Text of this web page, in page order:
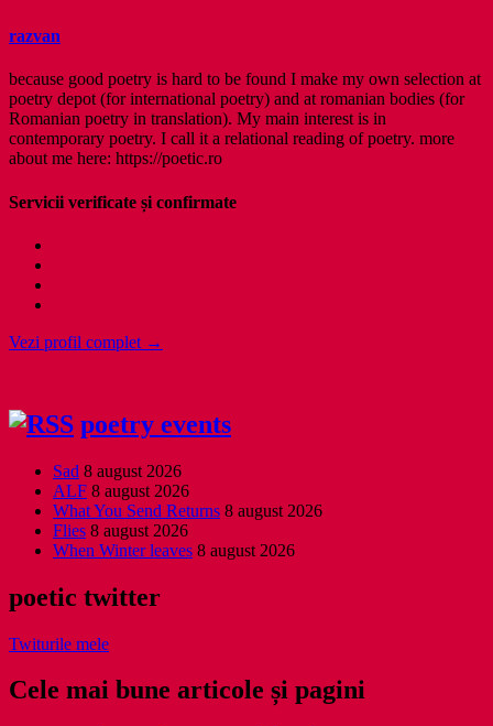
razvan
because good poetry is hard to be found I make my own selection at
poetry depot (for international poetry) and at romanian bodies (for
Romanian poetry in translation). My main interest is in
contemporary poetry. I call it a relational reading of poetry. more
about me here: https://poetic.ro
Servicii verificate și confirmate
Vezi profil complet →
poetry events
Sad 8 august 2026
ALF 8 august 2026
What You Send Returns 8 august 2026
Flies 8 august 2026
When Winter leaves 8 august 2026
poetic twitter
Twiturile mele
Cele mai bune articole și pagini